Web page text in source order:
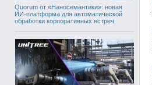
Quorum от «Наносемантики»: новая
ИИ-платформа для автоматической
обработки корпоративных встреч